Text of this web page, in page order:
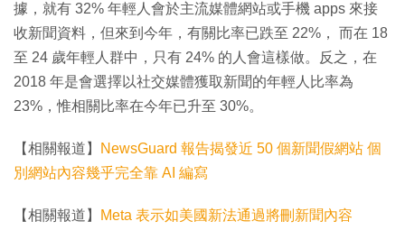
據，就有 32% 年輕人會於主流媒體網站或手機 apps 來接
收新聞資料，但來到今年，有關比率已跌至 22%， 而在 18
至 24 歲年輕人群中，只有 24% 的人會這樣做。反之，在
2018 年是會選擇以社交媒體獲取新聞的年輕人比率為
23%，惟相關比率在今年已升至 30%。
【相關報道】
NewsGuard 報告揭發近 50 個新聞假網站 個
別網站內容幾乎完全靠 AI 編寫
【相關報道】 Meta 表示如美國新法通過將刪新聞內容